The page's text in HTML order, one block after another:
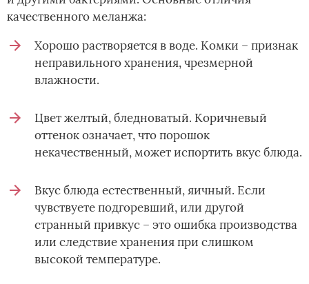
качественного меланжа:
Хорошо растворяется в воде. Комки – признак
неправильного хранения, чрезмерной
влажности.
Цвет желтый, бледноватый. Коричневый
оттенок означает, что порошок
некачественный, может испортить вкус блюда.
Вкус блюда естественный, яичный. Если
чувствуете подгоревший, или другой
странный привкус – это ошибка производства
или следствие хранения при слишком
высокой температуре.